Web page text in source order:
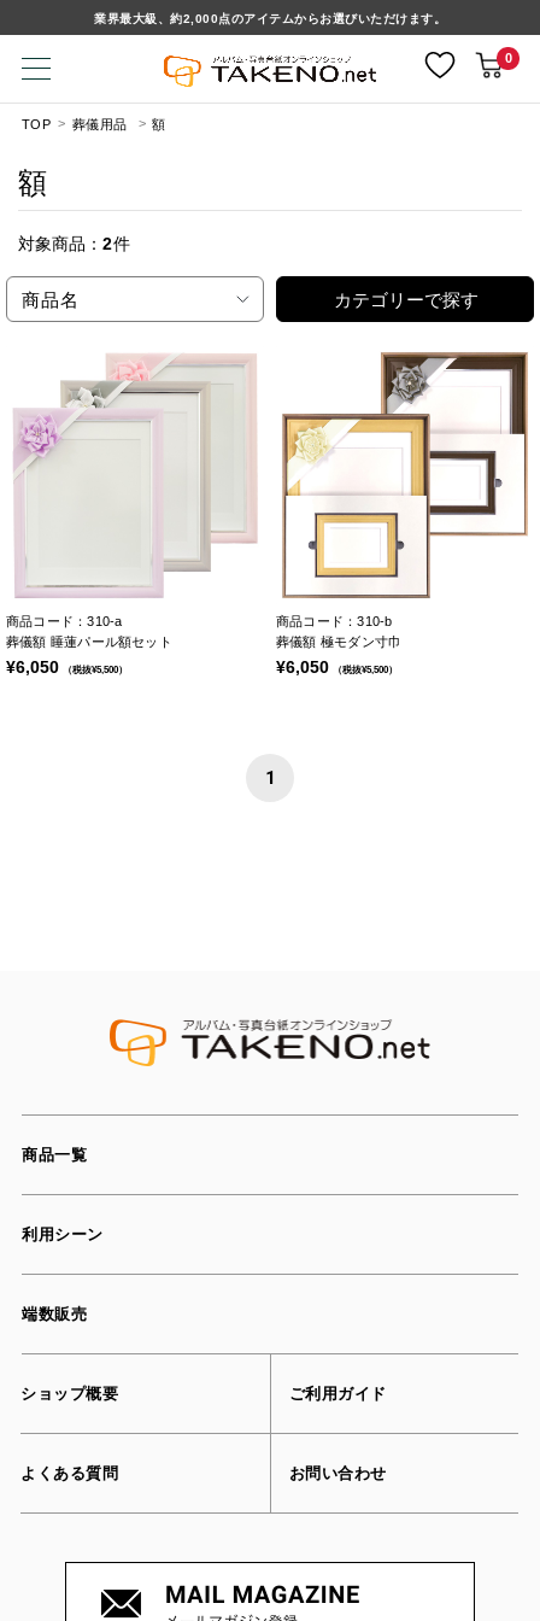
業界最大級、約2,000点のアイテムからお選びいただけます。
0
TOP 葬儀用品 額
額
対象商品： 2件
商品名 カテゴリーで探す
商品コード：310-a
葬儀額 睡蓮パール額セット
¥6,050 （税抜¥5,500）
商品コード：310-b
葬儀額 極モダン寸巾
¥6,050 （税抜¥5,500）
1
商品一覧
利用シーン
端数販売
ショップ概要 ご利用ガイド
よくある質問 お問い合わせ